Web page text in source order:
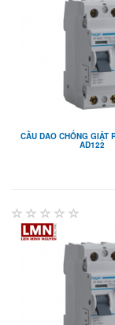
CẦU DAO CHỐNG GIẬT
AD122